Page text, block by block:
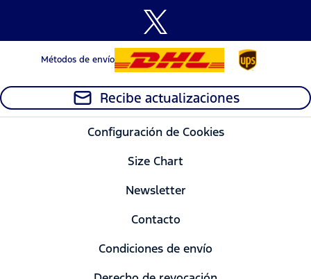
Métodos de envío
Recibe actualizaciones
Configuración de Cookies
Size Chart
Newsletter
Contacto
Condiciones de envío